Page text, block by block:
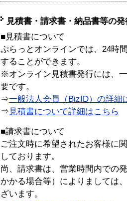
見積書・請求書・納品書等の
■見積書について
ぷらっとオンラインでは、24時
することができます。
※オンライン見積書発行には、
要です。
⇒一般法人会員（BizID）の詳細
⇒ 見積書について詳細はこちら
■請求書について
ご注文時に希望されたお客様に
しております。
尚、請求書は、営業時間内での
かかる場合等）によりましては
ざいます。